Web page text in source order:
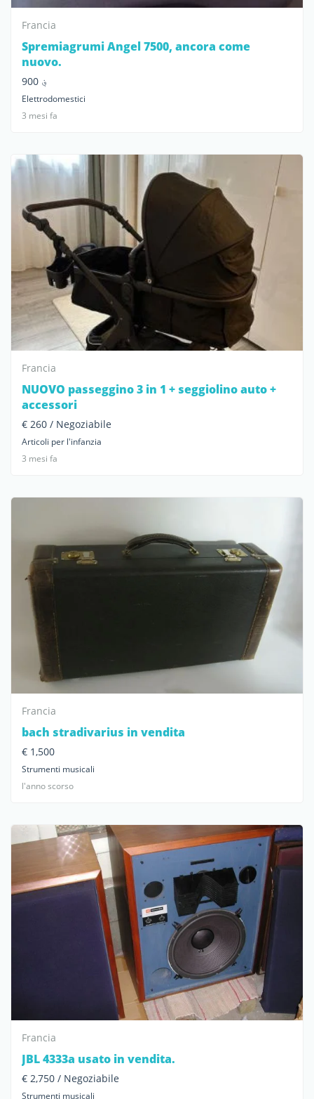
Francia
Spremiagrumi Angel 7500, ancora come
nuovo.
؋ 900
Elettrodomestici
3 mesi fa
Francia
NUOVO passeggino 3 in 1 + seggiolino auto +
accessori
€ 260 / Negoziabile
Articoli per l'infanzia
3 mesi fa
Francia
bach stradivarius in vendita
€ 1,500
Strumenti musicali
l'anno scorso
Francia
JBL 4333a usato in vendita.
€ 2,750 / Negoziabile
Strumenti musicali